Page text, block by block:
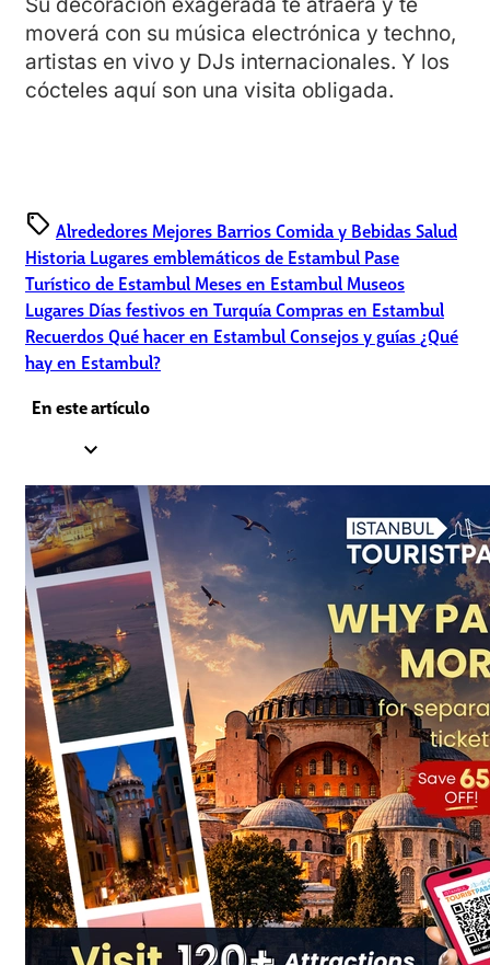
Su decoración exagerada te atraerá y te
moverá con su música electrónica y techno,
artistas en vivo y DJs internacionales. Y los
cócteles aquí son una visita obligada.
sell Alrededores Mejores BarriosComida y BebidasSalud
Historia Lugares emblemáticos de Estambul Pase
Turístico de Estambul Meses en Estambul Museos
Lugares Días festivos en TurquíaCompras en Estambul
RecuerdosQué hacer en EstambulConsejos y guías¿Qué
hay en Estambul?
En este artículo
expand_less
1.1.Sortie
2.2.360 Istanbul
3.3.Kucuk by Klein
4.Section 4